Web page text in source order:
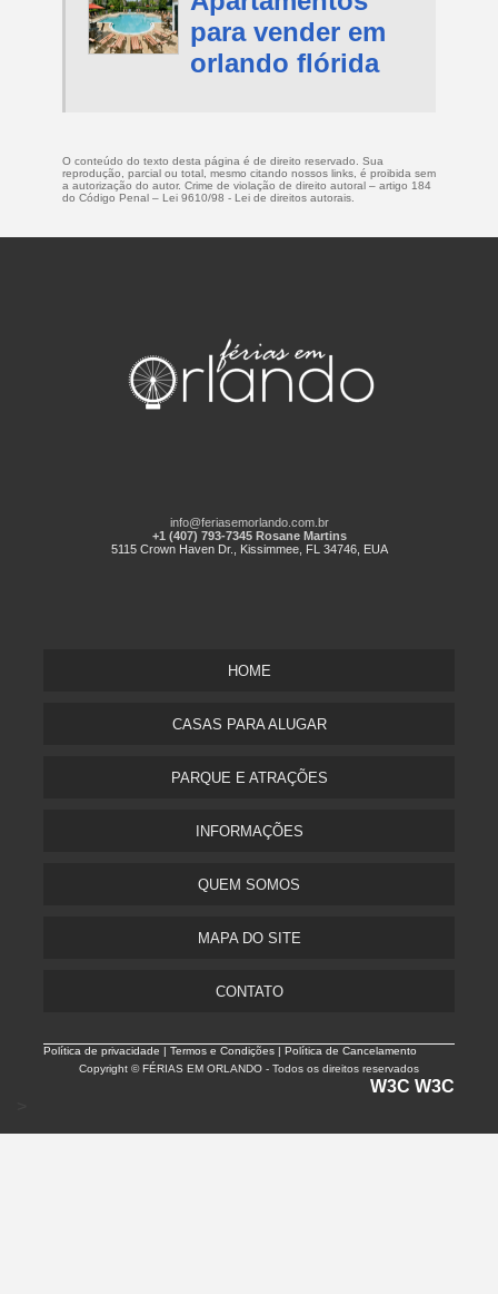
para vender em
orlando flórida
O conteúdo do texto desta página é de direito reservado. Sua
reprodução, parcial ou total, mesmo citando nossos links, é proibida sem
a autorização do autor. Crime de violação de direito autoral – artigo 184
do Código Penal – Lei 9610/98 - Lei de direitos autorais
info@feriasemorlando.com.br
+1 (407) 793-7345 Rosane Martins
5115 Crown Haven Dr., Kissimmee, FL 34746, EUA
HOME
CASAS PARA ALUGAR
PARQUE E ATRAÇÕES
INFORMAÇÕES
QUEM SOMOS
MAPA DO SITE
CONTATO
Política de privacidade |Termos e Condições | Política de Cancelamento
Copyright © FÉRIAS EM ORLANDO - Todos os direitos reservados
W3C W3C